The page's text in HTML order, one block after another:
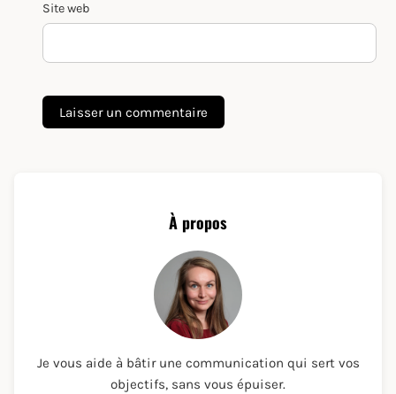
Site web
À propos
Je vous aide à bâtir une communication qui sert vos
objectifs, sans vous épuiser.